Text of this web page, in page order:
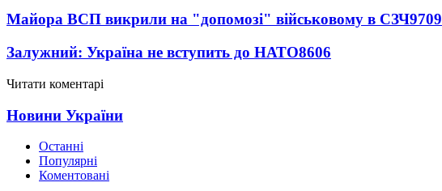
Майора ВСП викрили на "допомозі" військовому в СЗЧ9709
Залужний: Україна не вступить до НАТО8606
Читати коментарі
Новини України
Останні
Популярні
Коментовані